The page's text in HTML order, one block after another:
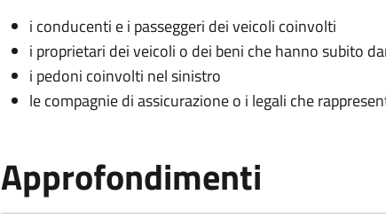
i conducenti e i passeggeri dei veicoli coinvolti
i proprietari dei veicoli o dei beni che hanno subito
i pedoni coinvolti nel sinistro
le compagnie di assicurazione o i legali che
Approfondimenti